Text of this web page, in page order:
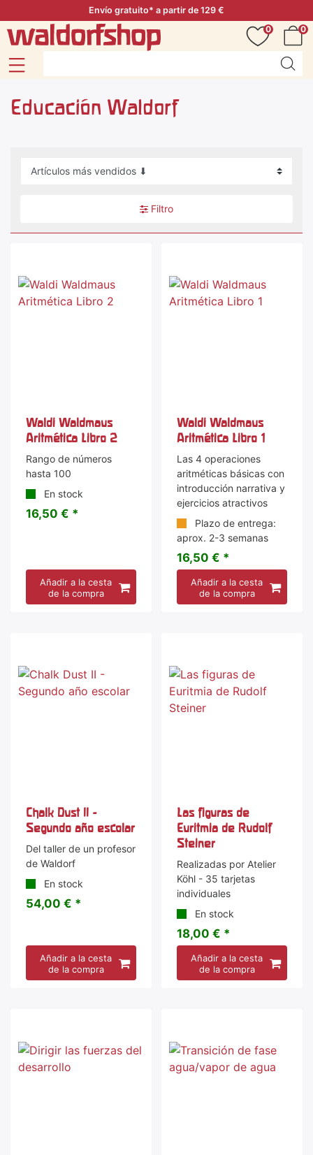
Envío gratuito* a partir de 129 €
0
0
Educación Waldorf
Filtro
Waldi Waldmaus
Aritmética Libro 2
Rango de números
hasta 100
En stock
16,50 € *
Añadir a la cesta
de la compra
Waldi Waldmaus
Aritmética Libro 1
Las 4 operaciones
aritméticas básicas con
introducción narrativa y
ejercicios atractivos
Plazo de entrega:
aprox. 2-3 semanas
16,50 € *
Añadir a la cesta
de la compra
Chalk Dust II -
Segundo año escolar
Del taller de un profesor
de Waldorf
En stock
54,00 € *
Añadir a la cesta
de la compra
Las figuras de
Euritmia de Rudolf
Steiner
Realizadas por Atelier
Köhl - 35 tarjetas
individuales
En stock
18,00 € *
Añadir a la cesta
de la compra